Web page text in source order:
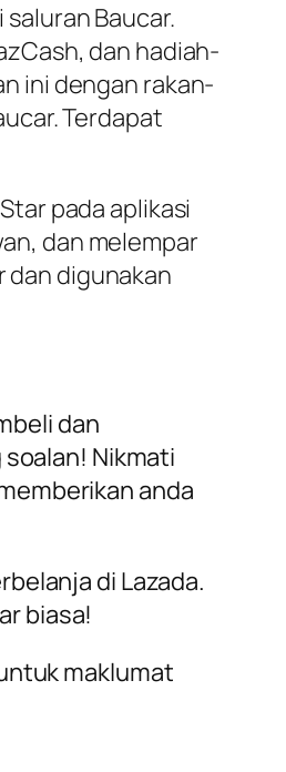
Baucar.
dan hadiah-
ini dengan rakan-
Terdapat
pada aplikasi
dan melempar
dan digunakan
dan
Nikmati
anda
di Lazada.
biasa!
maklumat